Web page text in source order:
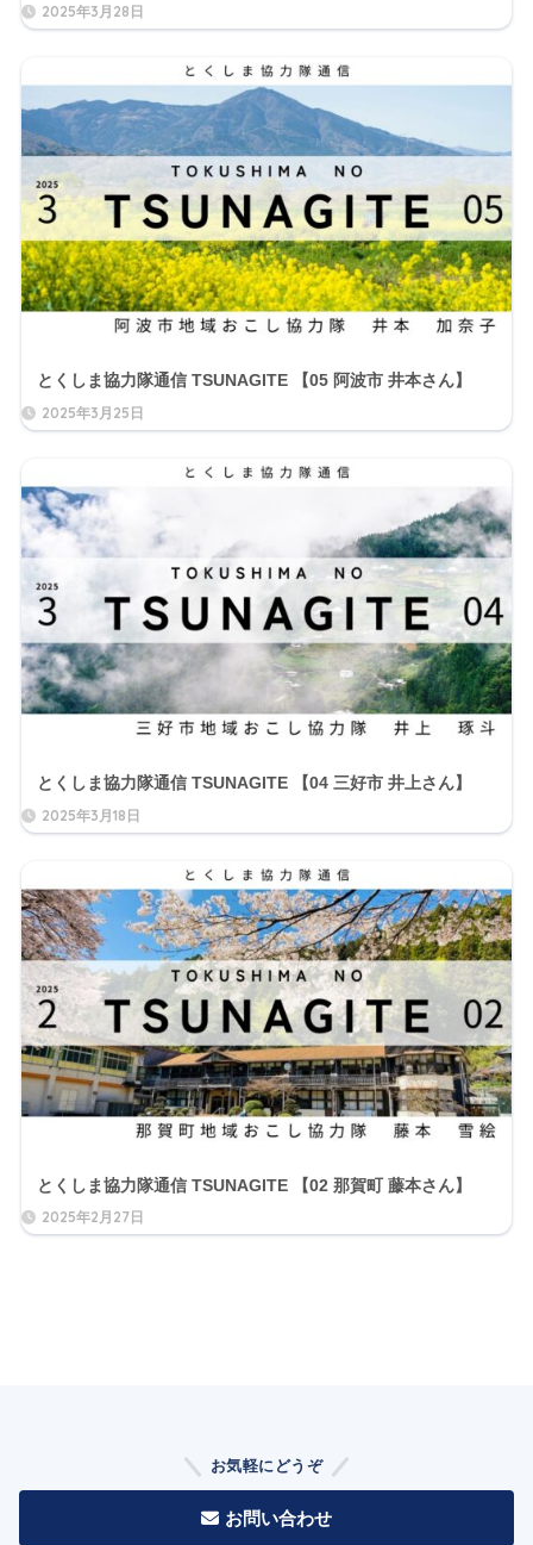
2025年3月28日
2025年3月25日
とくしま協力隊通信 TSUNAGITE 【05 阿波市 井本さん】
2025年3月18日
とくしま協力隊通信 TSUNAGITE 【04 三好市 井上さん】
2025年2月27日
とくしま協力隊通信 TSUNAGITE 【02 那賀町 藤本さん】
お気軽にどうぞ
お問い合わせ